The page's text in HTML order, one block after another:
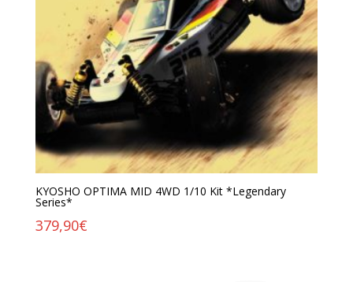
KYOSHO OPTIMA MID 4WD 1/10 Kit *Legendary
Series*
379,90€